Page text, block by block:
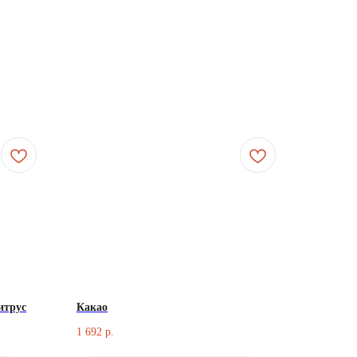
Какао
1 692 р.